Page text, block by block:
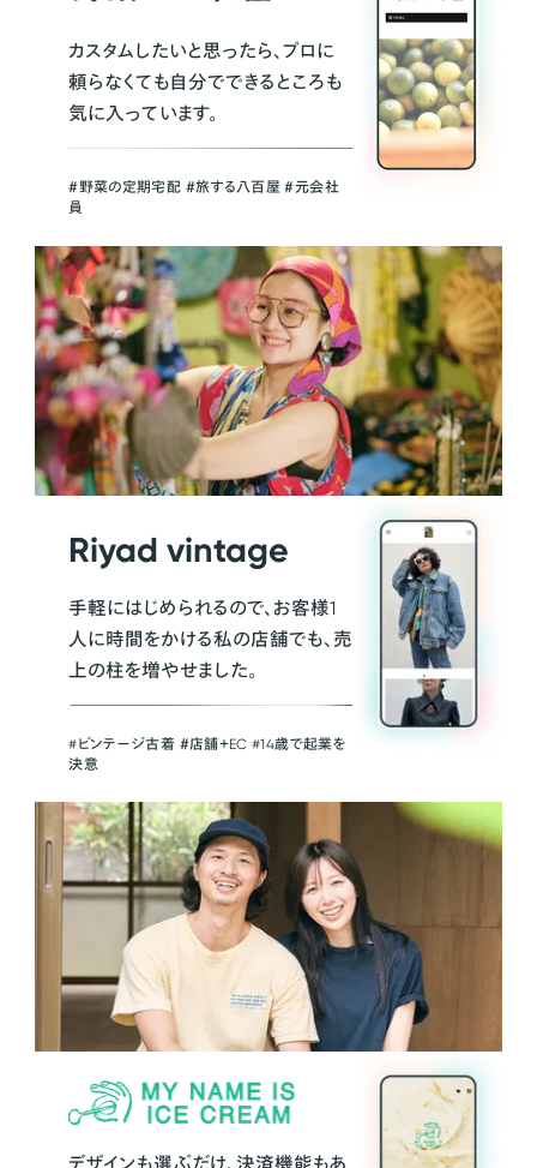
カスタムしたいと思ったら、プロに
頼らなくても自分でできるところも
気に入っています。
＃野菜の定期宅配 ＃旅する八百屋 ＃元会社
員
Riyad vintage
手軽にはじめられるので、お客様1
人に時間をかける私の店舗でも、売
上の柱を増やせました。
#ビンテージ古着 ＃店舗＋EC #14歳で起業を
決意